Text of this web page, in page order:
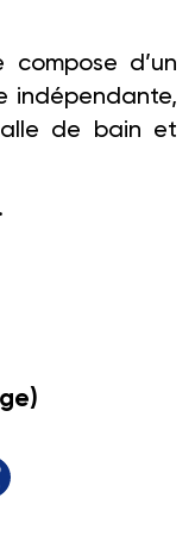
d’un
indépendante,
de bain et